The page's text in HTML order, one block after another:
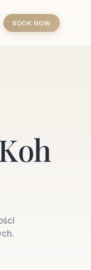
BOOK NOW